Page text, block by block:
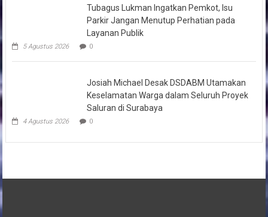
Tubagus Lukman Ingatkan Pemkot, Isu
Parkir Jangan Menutup Perhatian pada
Layanan Publik
5 Agustus 2026 0
Josiah Michael Desak DSDABM Utamakan
Keselamatan Warga dalam Seluruh Proyek
Saluran di Surabaya
4 Agustus 2026 0